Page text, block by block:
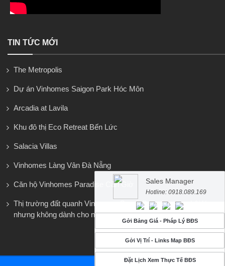
Sales Manager
Hotline: 0918.089.169
Gởi Bảng Giá - Pháp Lý BĐS
Gởi Vị Trí - Links Map BĐS
Đặt Lịch Xem Thực Tế BĐS
TIN TỨC MỚI
The Metropolis
Dự án Vinhomes Saigon Park Hóc Môn
Arcadia at Lavila
Khu đô thị Eco Retreat Bến Lức
Salacia Villas
Vinhomes Làng Vân Đà Nẵng
Căn hộ Vinhomes Paradise Cần Giờ
Thị trường đất quanh Vinhomes Green Paradise – cơ hội lớn
nhưng không dành cho người vội